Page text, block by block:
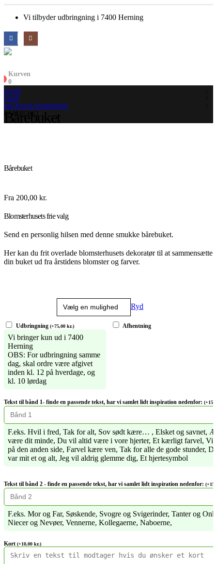
Vi tilbyder udbringning i 7400 Herning
Kurven
0
HOME
SHOP
BEGRAVELSESBINDERI
Bårebuket
Fra 200,00 kr.
Blomsterhusets frie valg
Send en personlig hilsen med denne smukke bårebuket.
Her kan du frit overlade blomsterhusets dekoratør til at sammensætte
din buket ud fra årstidens blomster og farver.
Ryd
Udbringning (+75,00 kr.)
Vi bringer kun ud i 7400
Herning
OBS: For udbringning samme
dag, skal ordre være afgivet
inden kl. 12 på hverdage, og
kl. 10 lørdag
Afhentning
Tekst til bånd 1- finde en passende tekst, har vi samlet lidt inspiration nedenfor: (+
F.eks. Hvil i fred, Tak for alt, Sov sødt kære… , Elsket og savnet,
være dit minde, Du vil altid være i vore hjerter, Et kærligt farvel, Vi
på den anden side, Farvel kære ven, Tak for alle de gode stunder,
var mit et og alt, Jeg vil aldrig glemme dig, Et hjertesymbol
Tekst til bånd 2 - finde en passende tekst, har vi samlet lidt inspiration nedenfor: (+
F.eks. Mor og Far, Søskende, Svogre og Svigerinder, Tanter og
Niecer og Nevøer, Vennerne, Kollegaerne, Naboerne,
Kort (+10,00 kr.)